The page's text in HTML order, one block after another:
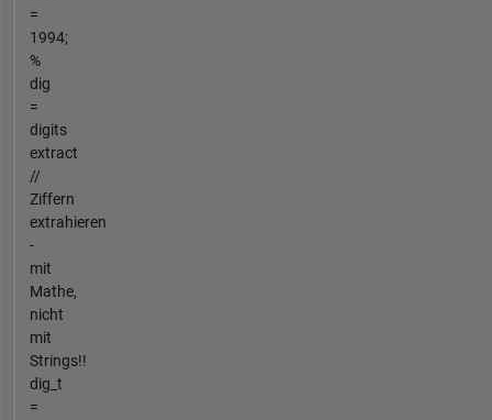
=
1994;
%
dig
=
digits
extract
//
Ziffern
extrahieren
-
mit
Mathe,
nicht
mit
Strings!!
dig_t
=